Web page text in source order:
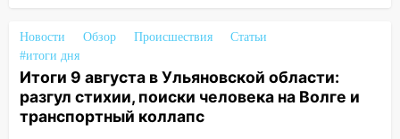
12:11 Где есть бензин в Ульяновске 9
августа: список АЗС
11:55 Соцсети: светофор упал на
машину во время сильного ливня в
Новости Обзор Происшествия
Статьи
#итоги дня
Итоги 9 августа в Ульяновской области:
разгул стихии, поиски человека на Волге и
транспортный коллапс